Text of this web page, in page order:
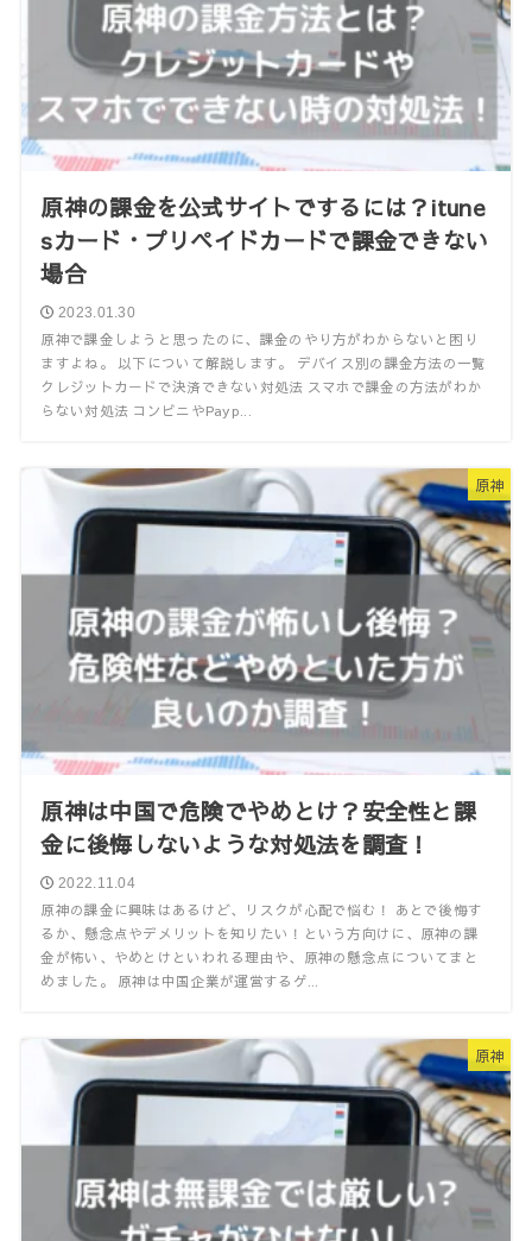
原神の課金を公式サイトでするには？itune
sカード・プリペイドカードで課金できない
場合
2023.01.30
原神で課金しようと思ったのに、課金のやり方がわからないと困り
ますよね。 以下について解説します。 デバイス別の課金方法の一覧
クレジットカードで決済できない対処法 スマホで課金の方法がわか
らない対処法 コンビニやPayp...
原神
原神は中国で危険でやめとけ？安全性と課
金に後悔しないような対処法を調査！
2022.11.04
原神の課金に興味はあるけど、リスクが心配で悩む！ あとで後悔す
るか、懸念点やデメリットを知りたい！という方向けに、原神の課
金が怖い、やめとけといわれる理由や、原神の懸念点についてまと
めました。 原神は中国企業が運営するゲ...
原神